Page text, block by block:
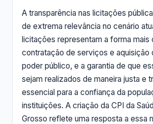
A transparência nas licitações
de extrema relevância no cenário
licitações representam a forma mais
contratação de serviços e aquisição
poder público, e a garantia de que
sejam realizados de maneira justa e
essencial para a confiança da
instituições. A criação da CPI da
Grosso reflete uma resposta a essa